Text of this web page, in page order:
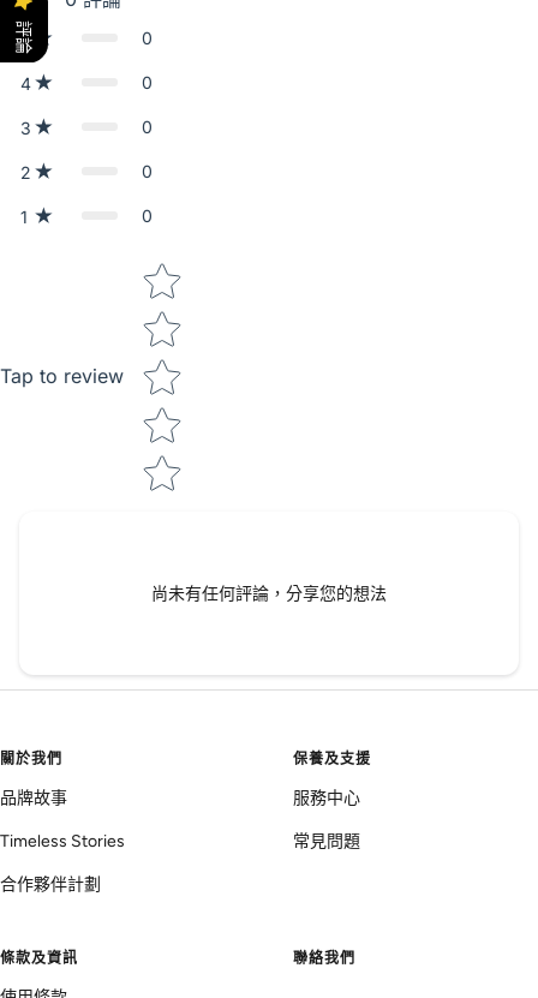
5 0
4 0
3 0
2 0
1 0
Tap to review
Star rating
尚未有任何評論，分享您的想法
關於我們
品牌故事
Timeless Stories
合作夥伴計劃
保養及支援
服務中心
常見問題
條款及資訊 聯絡我們
評論